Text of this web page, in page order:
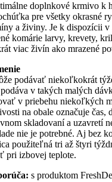
doplnkové krmivo k
pre všetky okrasné
a živiny. Je k dispozícii v
komárie larvy, krevety,
viac živín ako mrazené
podávať niekoľkokrát
v takých malých
v priebehu niekoľkých
na obale označuje čas,
skladovaní a uzavretí
nie je potrebné. Aj bez
použiteľná tri až štyri
pri izbovej teplote.
s produktom